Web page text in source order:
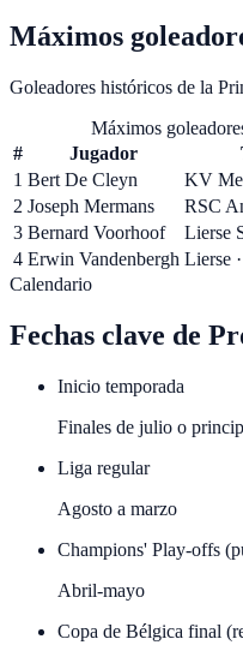
Máximos
Goleadores históricos de la
Máximos
#
Jugador
1 Bert De Cleyn KV
2 Joseph Mermans RSC
3 Bernard Voorhoof Lierse
4 Erwin Vandenbergh Lierse
Calendario
Fechas clave de
Inicio temporada
Finales de julio o
Liga regular
Agosto a marzo
Champions' Play-offs
Abril-mayo
Copa de Bélgica final